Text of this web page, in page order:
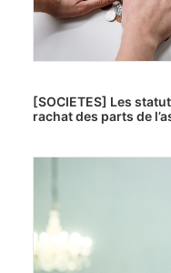
[SOCIETES] Les
rachat des parts de